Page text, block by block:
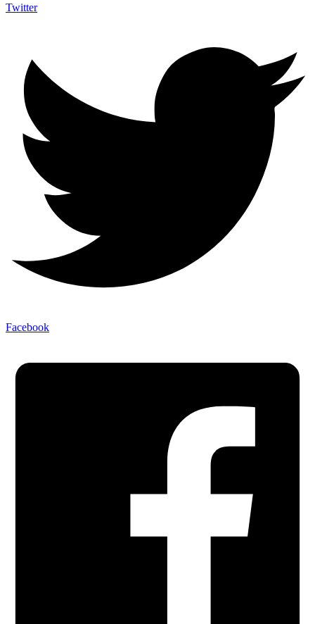
Twitter
Facebook